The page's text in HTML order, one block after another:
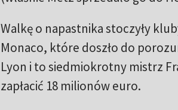
Walkę o napastnika stoczyły
Monaco, które doszło do
Lyon i to siedmiokrotny mistrz
zapłacić 18 milionów euro.